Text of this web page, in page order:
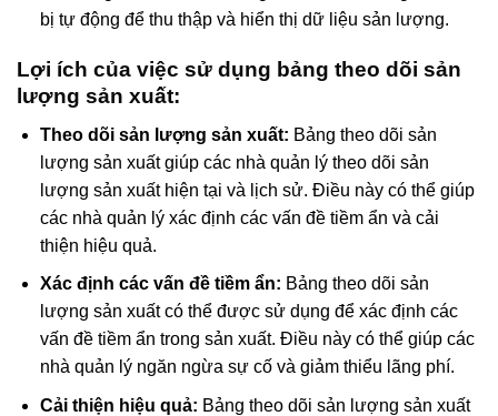
bị tự động để thu thập và hiển thị dữ liệu sản lượng.
Lợi ích của việc sử dụng bảng theo dõi sản
lượng sản xuất:
Theo dõi sản lượng sản xuất: Bảng theo dõi sản
lượng sản xuất giúp các nhà quản lý theo dõi sản
lượng sản xuất hiện tại và lịch sử. Điều này có thể giúp
các nhà quản lý xác định các vấn đề tiềm ẩn và cải
thiện hiệu quả.
Xác định các vấn đề tiềm ẩn: Bảng theo dõi sản
lượng sản xuất có thể được sử dụng để xác định các
vấn đề tiềm ẩn trong sản xuất. Điều này có thể giúp các
nhà quản lý ngăn ngừa sự cố và giảm thiểu lãng phí.
Cải thiện hiệu quả: Bảng theo dõi sản lượng sản xuất